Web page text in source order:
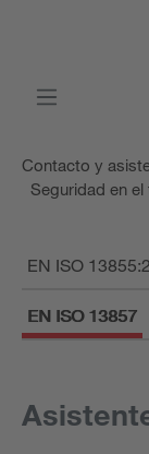
Contacto y
Seguridad en el
EN ISO
EN ISO 13857